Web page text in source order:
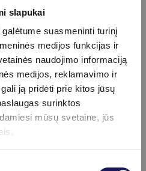
slapukai
suasmeninti turinį
medijos funkcijas ir
naudojimo informaciją
medijos, reklamavimo ir
ją pridėti prie kitos jūsų
surinktos
mūsų svetaine, jūs
ktraujo tyrimą, kraujas
CRB tyrimui?
vengti
rekomenduoti atvykti